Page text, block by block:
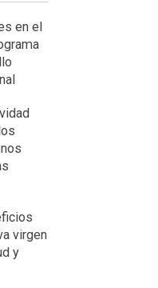
en el
virgen
y